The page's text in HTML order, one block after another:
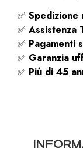
✅ Spedizione
✅ Assistenza
✅ Pagamenti
✅ Garanzia
✅ Più di 45